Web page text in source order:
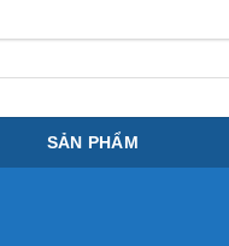
SẢN PHẨM